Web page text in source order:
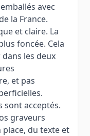
avec
la France.
et claire. La
foncée. Cela
les deux
et pas
sont acceptés.
graveurs
du texte et